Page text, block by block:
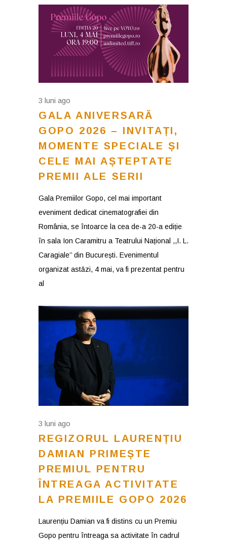
3 luni ago
GALA ANIVERSARĂ
GOPO 2026 – INVITAȚI,
MOMENTE SPECIALE ȘI
CELE MAI AȘTEPTATE
PREMII ALE SERII
Gala Premiilor Gopo, cel mai important
eveniment dedicat cinematografiei din
România, se întoarce la cea de-a 20-a ediție
în sala Ion Caramitru a Teatrului Național ,,I. L.
Caragiale’’ din București. Evenimentul
organizat astăzi, 4 mai, va fi prezentat pentru
al
3 luni ago
REGIZORUL LAURENȚIU
DAMIAN PRIMEȘTE
PREMIUL PENTRU
ÎNTREAGA ACTIVITATE
LA PREMIILE GOPO 2026
Laurențiu Damian va fi distins cu un Premiu
Gopo pentru întreaga sa activitate în cadrul